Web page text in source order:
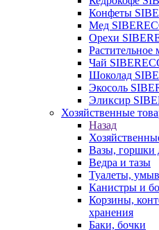
Конфеты
Мед
Орехи
Растительное
Чай
Шоколад
Экосоль
Эликсир
Хозяйственные
Назад
Вазы, горшки
Ведра и тазы
Туалеты,
Канистры и
Корзины,
хранения
Баки, бочки